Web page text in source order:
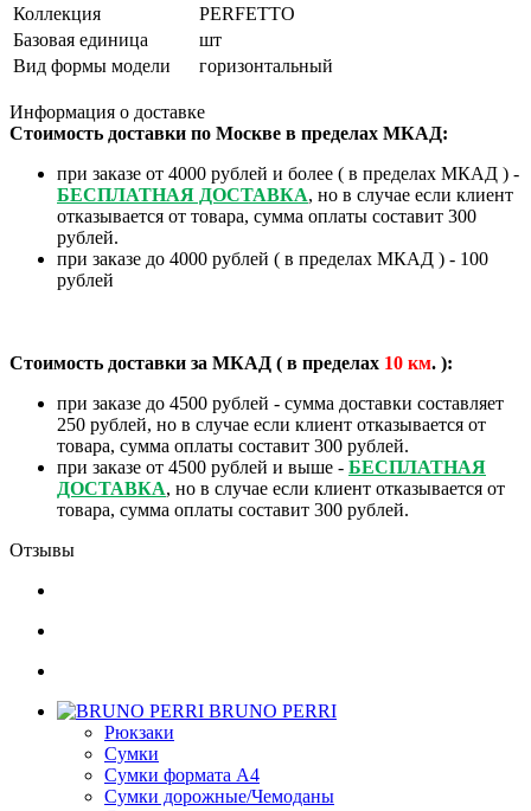
Коллекция
PERFETTO
Базовая единица
шт
Вид формы модели
горизонтальный
Информация о доставке
Стоимость доставки по Москве в пределах МКАД:
при заказе от 4000 рублей и более ( в пределах МКАД ) -
БЕСПЛАТНАЯ ДОСТАВКА, но в случае если клиент
отказывается от товара, сумма оплаты составит 300
рублей.
при заказе до 4000 рублей ( в пределах МКАД ) - 100
рублей
Стоимость доставки за МКАД ( в пределах 10 км. ):
при заказе до 4500 рублей - сумма доставки составляет
250 рублей, но в случае если клиент отказывается от
товара, сумма оплаты составит 300 рублей.
при заказе от 4500 рублей и выше - БЕСПЛАТНАЯ
ДОСТАВКА, но в случае если клиент отказывается от
товара, сумма оплаты составит 300 рублей.
Отзывы
BRUNO PERRI
Рюкзаки
Сумки
Сумки формата А4
Сумки дорожные/Чемоданы